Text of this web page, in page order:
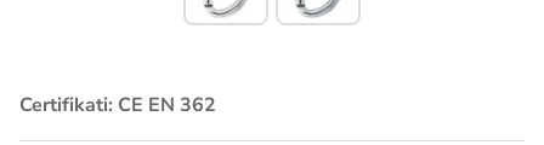
Certifikati: CE EN 362